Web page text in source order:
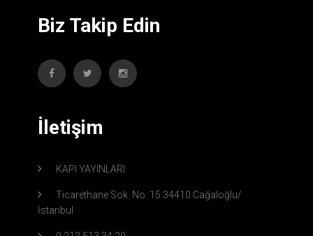
Biz Takip Edin
İletişim
KAPI YAYINLARI
Ticarethane Sok. No: 15 34410 Cağaloğlu/
İstanbul